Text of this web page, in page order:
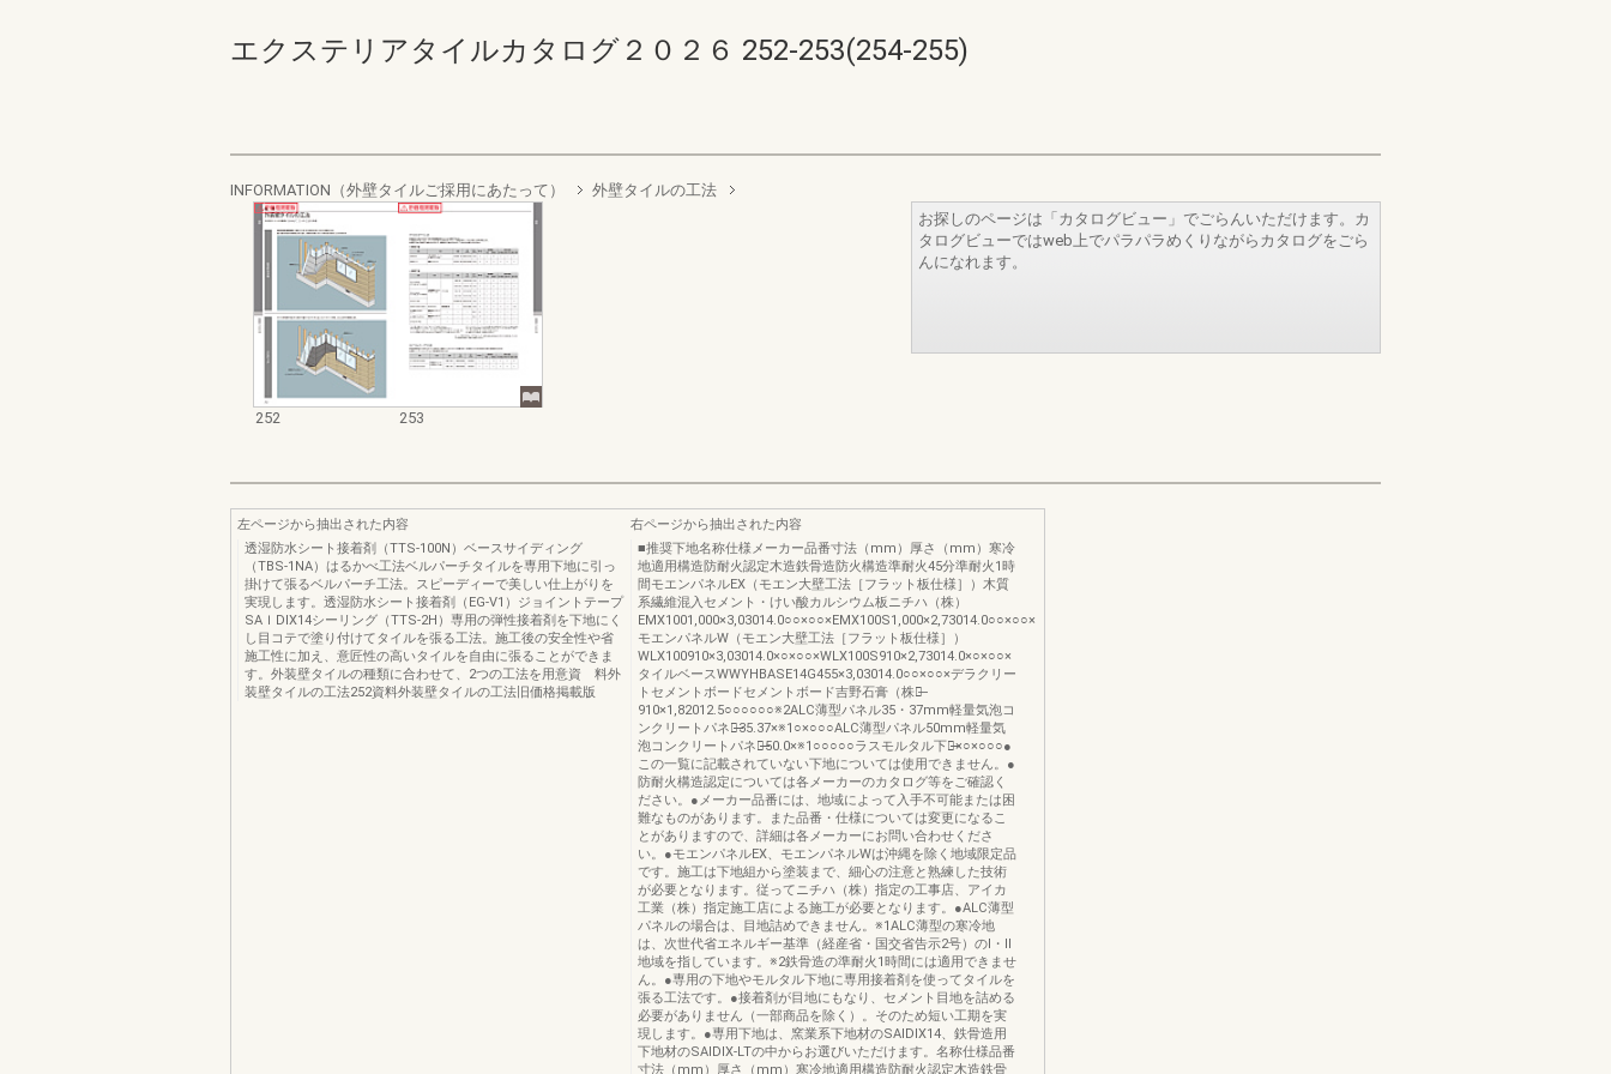
エクステリアタイルカタログ２０２６ 252-253(254-255)
INFORMATION（外壁タイルご採用にあたって） 外壁タイルの工法
252 253
お探しのページは「カタログビュー」でごらんいただけます。カ
タログビューではweb上でパラパラめくりながらカタログをごら
んになれます。
左ページから抽出された内容
透湿防水シート接着剤（TTS-100N）ベースサイディング
（TBS-1NA）はるかべ工法ベルパーチタイルを専用下地に引っ
掛けて張るベルパーチ工法。スピーディーで美しい仕上がりを
実現します。透湿防水シート接着剤（EG-V1）ジョイントテープ
SAＩDIX14シーリング（TTS-2H）専用の弾性接着剤を下地にく
し目コテで塗り付けてタイルを張る工法。施工後の安全性や省
施工性に加え、意匠性の高いタイルを自由に張ることができま
す。外装壁タイルの種類に合わせて、2つの工法を用意資 料外
装壁タイルの工法252資料外装壁タイルの工法旧価格掲載版
右ページから抽出された内容
■推奨下地名称仕様メーカー品番寸法（mm）厚さ（mm）寒冷
地適用構造防耐火認定木造鉄骨造防火構造準耐火45分準耐火1時
間モエンパネルEX（モエン大壁工法［フラット板仕様］）木質
系繊維混入セメント・けい酸カルシウム板ニチハ（株）
EMX1001,000×3,03014.0○○×○○×EMX100S1,000×2,73014.0○○×○○×
モエンパネルW（モエン大壁工法［フラット板仕様］）
WLX100910×3,03014.0×○×○○×WLX100S910×2,73014.0×○×○○×
タイルベースWWYHBASE14G455×3,03014.0○○×○○×デラクリー
トセメントボードセメントボード吉野石膏（株）̶
910×1,82012.5○○○○○○※2ALC薄型パネル35・37mm軽量気泡コ
ンクリートパネル̶̶̶35.37×※1○×○○○ALC薄型パネル50mm軽量気
泡コンクリートパネル̶̶̶50.0×※1○○○○○ラスモルタル下地̶̶̶̶̶×○×○○○●
この一覧に記載されていない下地については使用できません。●
防耐火構造認定については各メーカーのカタログ等をご確認く
ださい。●メーカー品番には、地域によって入手不可能または困
難なものがあります。また品番・仕様については変更になるこ
とがありますので、詳細は各メーカーにお問い合わせくださ
い。●モエンパネルEX、モエンパネルWは沖縄を除く地域限定品
です。施工は下地組から塗装まで、細心の注意と熟練した技術
が必要となります。従ってニチハ（株）指定の工事店、アイカ
工業（株）指定施工店による施工が必要となります。●ALC薄型
パネルの場合は、目地詰めできません。※1ALC薄型の寒冷地
は、次世代省エネルギー基準（経産省・国交省告示2号）のⅠ・Ⅱ
地域を指しています。※2鉄骨造の準耐火1時間には適用できませ
ん。●専用の下地やモルタル下地に専用接着剤を使ってタイルを
張る工法です。●接着剤が目地にもなり、セメント目地を詰める
必要がありません（一部商品を除く）。そのため短い工期を実
現します。●専用下地は、窯業系下地材のSAIDIX14、鉄骨造用
下地材のSAIDIX‐LTの中からお選びいただけます。名称仕様品番
寸法（mm）厚さ（mm）寒冷地適用構造防耐火認定木造鉄骨